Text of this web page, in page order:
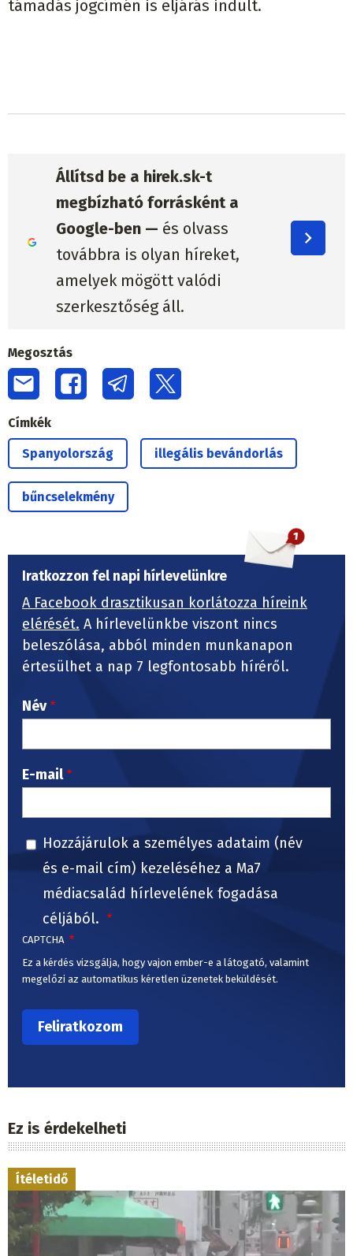
támadás jogcímén is eljárás indult.
Állítsd be a hirek.sk-t
megbízható forrásként a
Google-ben — és olvass
továbbra is olyan híreket,
amelyek mögött valódi
szerkesztőség áll.
Megosztás
Címkék
Spanyolország illegális bevándorlás
bűncselekmény
Iratkozzon fel napi hírlevelünkre
A Facebook drasztikusan korlátozza híreink
elérését. A hírlevelünkbe viszont nincs
beleszólása, abból minden munkanapon
értesülhet a nap 7 legfontosabb híréről.
Név
E-mail
Hozzájárulok a személyes adataim (név
és e-mail cím) kezeléséhez a Ma7
médiacsalád hírlevelének fogadása
céljából.
CAPTCHA
Ez a kérdés vizsgálja, hogy vajon ember-e a látogató, valamint
megelőzi az automatikus kéretlen üzenetek beküldését.
Ez is érdekelheti
Ítéletidő